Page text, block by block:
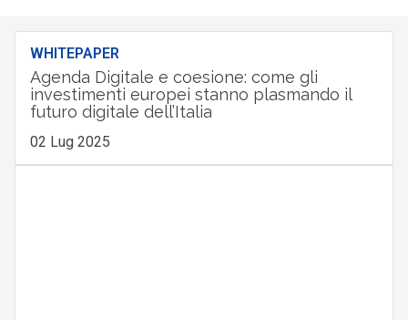
WHITEPAPER
Agenda Digitale e coesione: come gli
investimenti europei stanno plasmando il
futuro digitale dell’Italia
02 Lug 2025